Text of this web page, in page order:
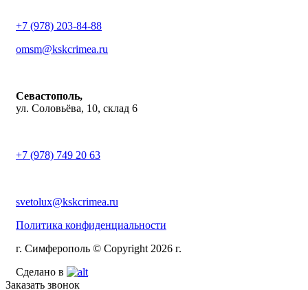
+7 (978) 203-84-88
omsm@kskcrimea.ru
Севастополь,
ул. Соловьёва, 10, склад 6
+7 (978) 749 20 63
svetolux@kskcrimea.ru
Политика конфиденциальности
г. Симферополь © Copyright 2026 г.
Сделано в
Заказать звонок